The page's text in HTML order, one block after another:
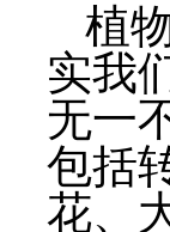
植
实我
无一
包括
花、